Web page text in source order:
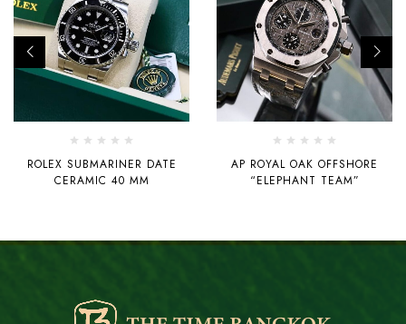
ROLEX SUBMARINER DATE
CERAMIC 40 MM
AP ROYAL OAK OFFSHORE
“ELEPHANT TEAM”